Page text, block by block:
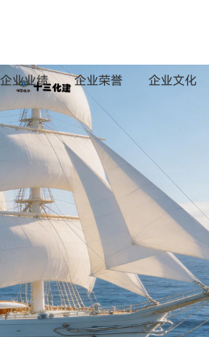
企业业绩 企业荣誉 企业文化